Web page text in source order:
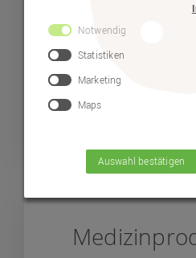
Veröffentlichungen
Termine
Selbstvertretung
Beschwerdestelle - "Bubl"
Auswahl bestätigen
Notwendig
Statistiken
Marketing
Maps